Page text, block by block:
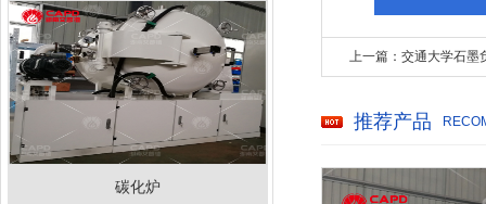
碳化炉
上一篇：交通大学石墨
推荐产品